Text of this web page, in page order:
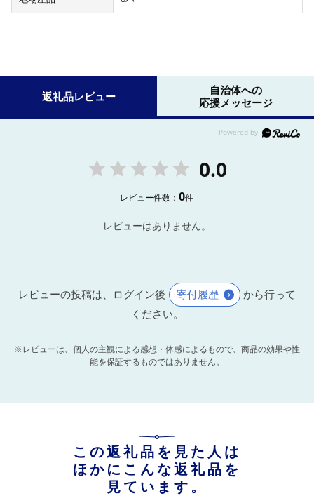
返礼品レビュー
自治体への
応援メッセージ
0.0
レビュー件数：0件
レビューはありません。
レビューの投稿は、ログイン後 寄付履歴
から行って
ください。
※レビューは、個人の主観による感想・体感によるもので、商品の効果や性
能を保証するものではありません。
この返礼品を見た人は
ほかにこんな返礼品を
見ています。